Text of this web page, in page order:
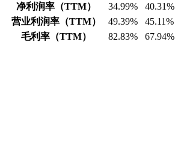
净利润率（TTM）
34.99%
40.31%
营业利润率（TTM）
49.39%
45.11%
毛利率（TTM）
82.83% 67.94%